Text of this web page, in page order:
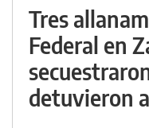
Tres
Federal en
detuvieron